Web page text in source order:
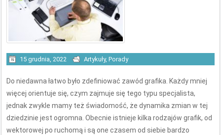
15 grudnia, 2022 Artykuły,Porady
Do niedawna łatwo było zdefiniować zawód grafika. Każdy mniej
więcej orientuje się, czym zajmuje się tego typu specjalista,
jednak zwykle mamy też świadomość, że dynamika zmian w tej
dziedzinie jest ogromna. Obecnie istnieje kilka rodzajów grafik, od
wektorowej po ruchomą i są one czasem od siebie bardzo